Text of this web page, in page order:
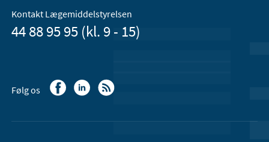
Kontakt Lægemiddelstyrelsen
44 88 95 95 (kl. 9 - 15)
Følg os